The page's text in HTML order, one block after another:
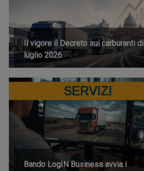
Il vigore il Decreto sui carburanti di
luglio 2026
SERVIZI
Bando LogIN Business avvia i